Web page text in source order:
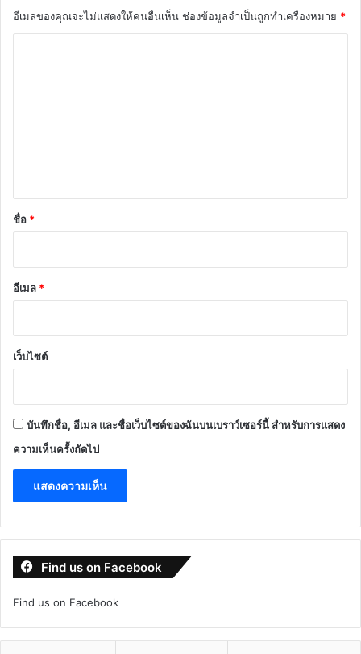
อีเมลของคุณจะไม่แสดงให้คนอื่นเห็น ช่องข้อมูลจำเป็นถูกทำเครื่องหมาย *
*
ชื่อ *
อีเมล *
เว็บไซต์
บันทึกชื่อ, อีเมล และชื่อเว็บไซต์ของฉันบนเบราว์เซอร์นี้ สำหรับการแสดง
ความเห็นครั้งถัดไป
Find us on Facebook
Find us on Facebook